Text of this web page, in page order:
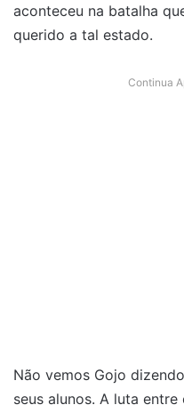
aconteceu na batalha
querido a tal estado.
Continua
Não vemos Gojo
seus alunos. A luta